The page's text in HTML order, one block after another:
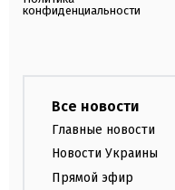
конфиденциальности
Все новости
Главные новости
Новости Украины
Прямой эфир